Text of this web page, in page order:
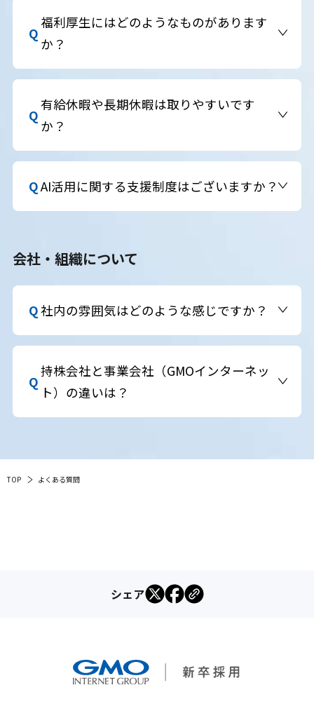
むことが可能です。
福利厚生にはどのようなものがあります
か？
各種社会保険を完備しているほか、本社内には、
無料で食事やドリンクを利用できるシナジーカフ
ェ「GMO Yours」を設けています。週末にはバーと
しても開放され、お酒を楽しみながら交流を深める
場にもなっています。そのほか、ジム、託児所、マ
ど、安心して働き、成長できる環境を整えていま
す。
有給休暇や長期休暇は取りやすいです
か？
はい。有給休暇は法定以上の取得を奨励しており、
夏季休暇・年末年始休暇・リフレッシュ休暇など
も整備されています。
AI活用に関する支援制度はございますか？
成AIを選択・導入でき、パートナー1人あたり月額
ト支援金」という制度がございます。
会社・組織について
社内の雰囲気はどのような感じですか？
若手が多く、風通しの良いフラットな職場です。
「GMOすごい会議」などのユニークな制度もあ
り、オープンな文化が根付いています。
持株会社と事業会社（GMOインターネッ
ト）の違いは？
式会社はインターネット事業を運営する事業会社
です。2025年1月1日付で持株会社体制に移行しま
TOP よくある質問
シェア